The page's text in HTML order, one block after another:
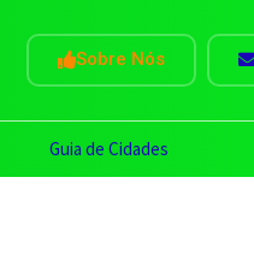
Sobre Nós
Guia de Cidades